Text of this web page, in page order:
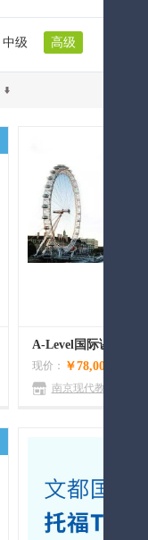
中级 高级
现价： ￥78,000.00
南京现代教育专修